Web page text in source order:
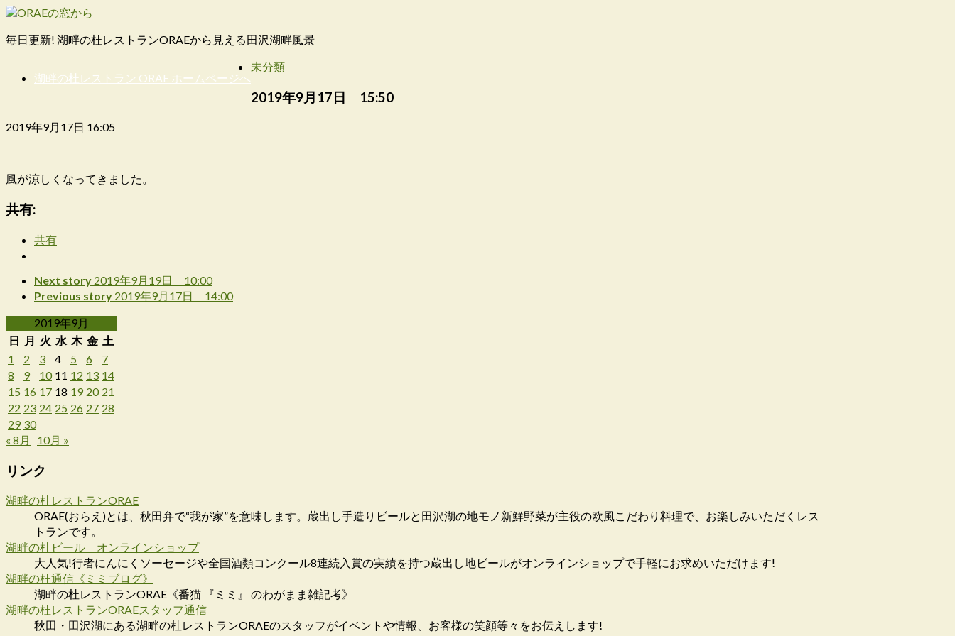
毎日更新! 湖畔の杜レストランORAEから見える田沢湖畔風景
湖畔の杜レストラン ORAE ホームページへ
未分類
2019年9月17日 15:50
2019年9月17日 16:05
風が涼しくなってきました。
共有:
共有
Next story 2019年9月19日 10:00
Previous story 2019年9月17日 14:00
2019年9月
日 月 火 水 木 金 土
1
2 3 4 5 6
7
8
9 10 11 12 13 14
15 16 17 18 19 20 21
22 23 24 25 26 27 28
29 30
« 8月
10月 »
リンク
湖畔の杜レストランORAE
ORAE(おらえ)とは、秋田弁で“我が家”を意味します。蔵出し手造りビールと田沢湖の地モノ新鮮野菜が主役の欧風こだわり料理で、お楽しみいただくレス
トランです。
湖畔の杜ビール オンラインショップ
大人気!行者にんにくソーセージや全国酒類コンクール8連続入賞の実績を持つ蔵出し地ビールがオンラインショップで手軽にお求めいただけます!
湖畔の杜通信《ミミブログ》
湖畔の杜レストランORAE《番猫 『ミミ』 のわがまま雑記考》
湖畔の杜レストランORAEスタッフ通信
秋田・田沢湖にある湖畔の杜レストランORAEのスタッフがイベントや情報、お客様の笑顔等々をお伝えします!